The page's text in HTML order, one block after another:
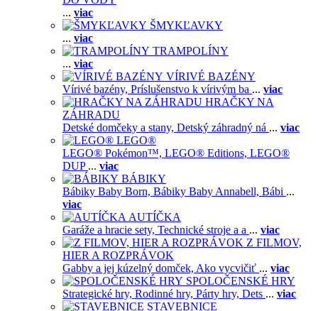
... viac
ŠMYKĽAVKY
... viac
TRAMPOLÍNY
... viac
VÍRIVÉ BAZÉNY
Vírivé bazény, Príslušenstvo k vírivým ba ... viac
HRAČKY NA
ZÁHRADU
Detské domčeky a stany, Detský záhradný ná ... viac
LEGO®
LEGO® Pokémon™, LEGO® Editions, LEGO®
DUP ... viac
BÁBIKY
Bábiky Baby Born, Bábiky Baby Annabell, Bábi ...
viac
AUTÍČKA
Garáže a hracie sety, Technické stroje a a ... viac
Z FILMOV,
HIER A ROZPRÁVOK
Gabby a jej kúzelný domček, Ako vycvičiť ... viac
SPOLOČENSKÉ HRY
Strategické hry, Rodinné hry, Párty hry, Dets ... viac
STAVEBNICE